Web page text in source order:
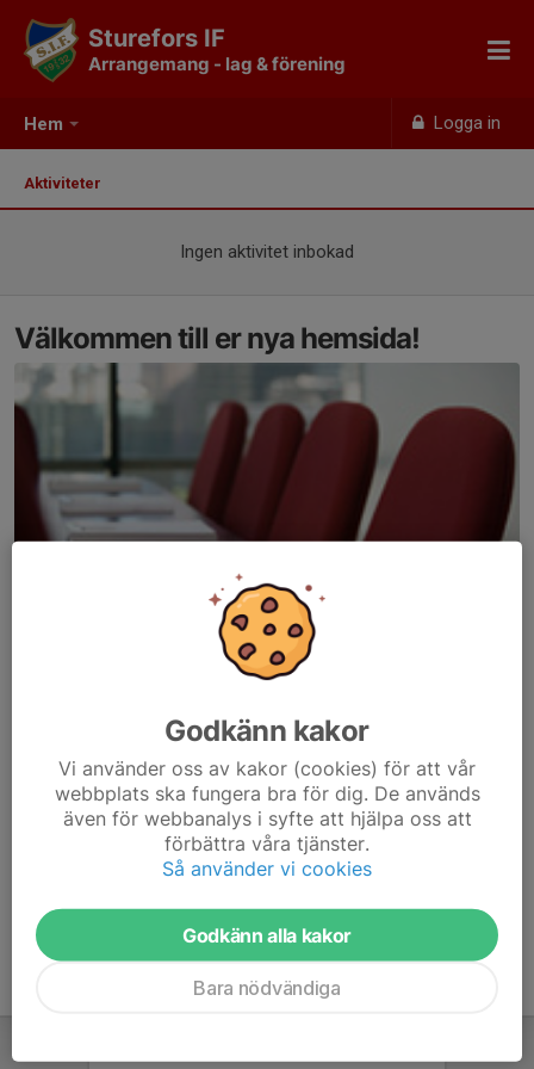
Hem Logga in
Sturefors IF
Arrangemang - lag & förening
Aktiviteter
Ingen aktivitet inbokad
Välkommen till er nya hemsida!
Här hamnar automatiskt de senaste nyheterna på hemsidan. För
att kunna börja administrera hemsidan loggar du in högst upp till
höger.
Godkänn kakor
Vi använder oss av kakor (cookies) för att vår
webbplats ska fungera bra för dig. De används
även för webbanalys i syfte att hjälpa oss att
förbättra våra tjänster.
Så använder vi cookies
Godkänn alla kakor
Bara nödvändiga